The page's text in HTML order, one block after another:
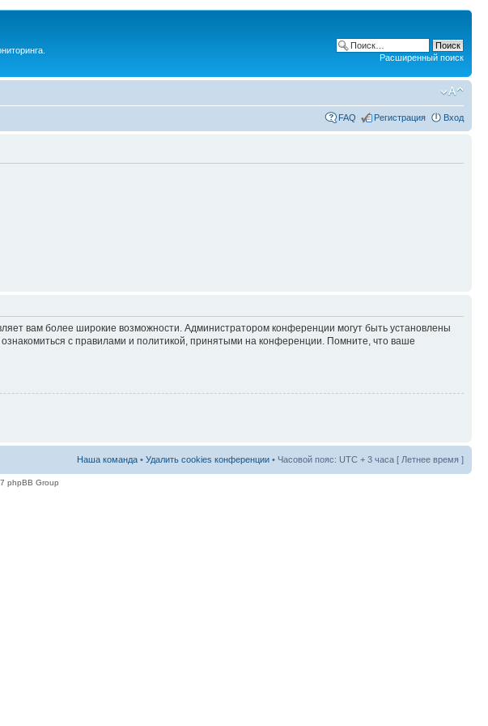
Расширенный поиск
FAQ Регистрация Вход
вам более широкие возможности. Администратором конференции могут быть установлены
с правилами и политикой, принятыми на конференции. Помните, что ваше
Наша команда • Удалить cookies конференции • Часовой пояс: UTC + 3 часа [ Летнее время ]
phpBB Group